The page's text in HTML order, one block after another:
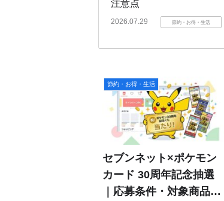
注意点
2026.07.29 節約・お得・生活
節約・お得・生活
セブンネット×ポケモン
カード 30周年記念抽選
｜応募条件・対象商品・